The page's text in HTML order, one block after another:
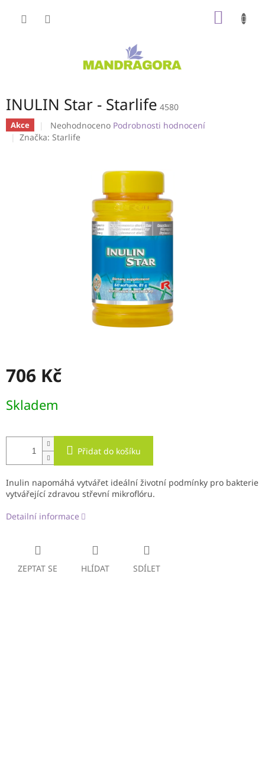
INULIN Star - Starlife 4580
Akce
Průměrné
hodnocení
Neohodnoceno Podrobnosti hodnocení
Značka: Starlife
706 Kč
cena:
Skladem
Přidat do košíku
Inulin napomáhá vytvářet ideální životní podmínky pro bakterie
vytvářející zdravou střevní mikroflóru.
Detailní informace
ZEPTAT SE HLÍDAT SDÍLET